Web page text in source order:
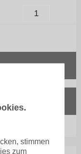
stimmen
zum